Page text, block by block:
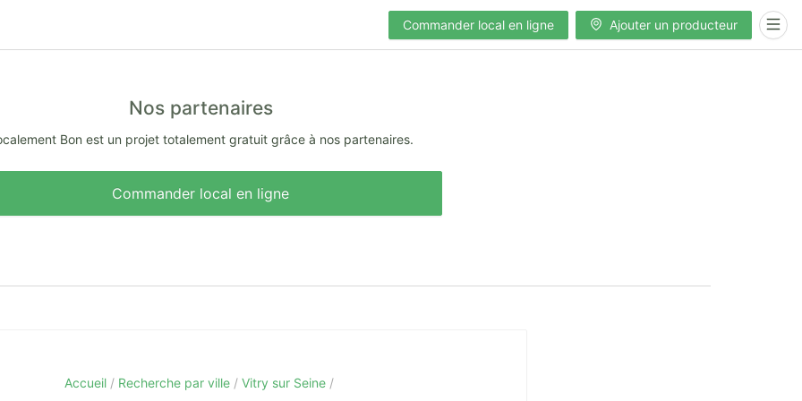
Commander local en ligne Ajouter un producteur
Nos partenaires
Bon est un projet totalement gratuit grâce à nos partenaires.
Commander local en ligne
Accueil Recherche par ville Vitry sur Seine